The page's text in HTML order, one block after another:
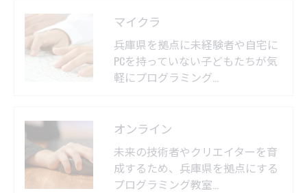
マイクラ
兵庫県を拠点に未経験者や自宅に
PCを持っていない子どもたちが気
軽にプログラミング…
オンライン
未来の技術者やクリエイターを育
成するため、兵庫県を拠点にする
プログラミング教室…